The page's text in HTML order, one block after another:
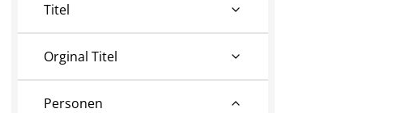
Titel
Orginal Titel
Personen